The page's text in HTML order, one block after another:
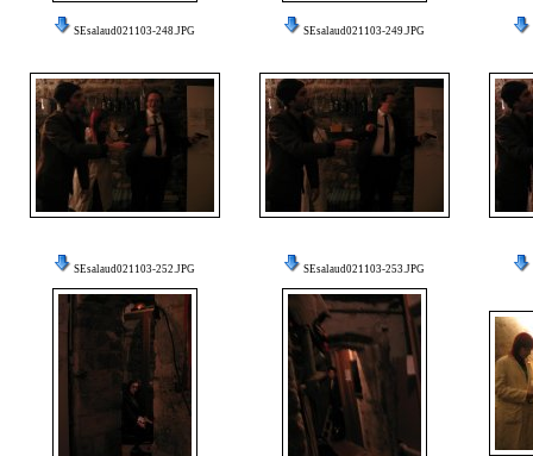
SEsalaud021103-248.JPG SEsalaud021103-249.JPG
SEsalaud021103-252.JPG SEsalaud021103-253.JPG